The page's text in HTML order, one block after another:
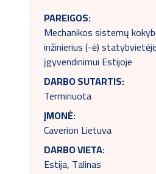
PAREIGOS:
Mechanikos sistemų
inžinierius (-ė)
įgyvendinimui Estijoje
DARBO SUTARTIS:
Terminuota
ĮMONĖ:
Caverion Lietuva
DARBO VIETA:
Estija, Talinas